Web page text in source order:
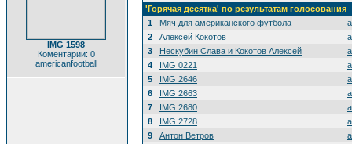
IMG 1598
Коментарии: 0
americanfootball
'Горячая десятка' по результатам голосования
1
Мяч для американского футбола
2
Алексей Кокотов
3
Нескубин Слава и Кокотов Алексей
4
IMG 0221
5
IMG 2646
6
IMG 2663
7
IMG 2680
8
IMG 2728
9
Антон Ветров